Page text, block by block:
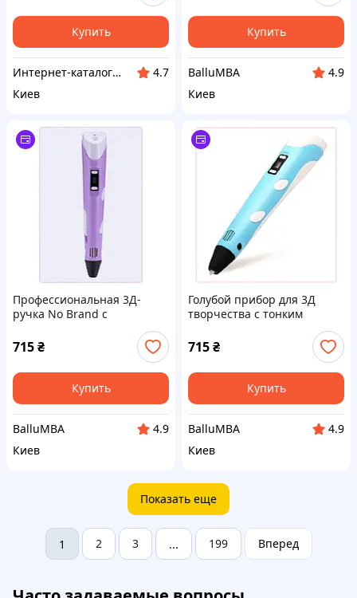
Купить
Интернет-каталог скидок "Профит плюс"
4.7
Киев
Купить
BalluMBA
4.9
Киев
Профессиональная 3Д-
ручка No Brand с
контролем температуры
90P3B2468
715₴
Купить
BalluMBA
4.9
Киев
Голубой прибор для 3Д
творчества с тонким
соплом 0.3 мм M903T24H69
715₴
Купить
BalluMBA
4.9
Киев
Показать еще
1 2 3 ... 199 Вперед